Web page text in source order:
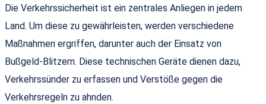
Die Verkehrssicherheit ist ein zentrales Anliegen in jedem
Land. Um diese zu gewährleisten, werden verschiedene
Maßnahmen ergriffen, darunter auch der Einsatz von
Bußgeld-Blitzern. Diese technischen Geräte dienen dazu,
Verkehrssünder zu erfassen und Verstöße gegen die
Verkehrsregeln zu ahnden.